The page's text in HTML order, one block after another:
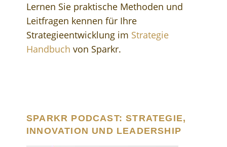
Lernen Sie praktische Methoden und
Leitfragen kennen für Ihre
Strategieentwicklung im Strategie
Handbuch von Sparkr.
SPARKR PODCAST: STRATEGIE,
INNOVATION UND LEADERSHIP